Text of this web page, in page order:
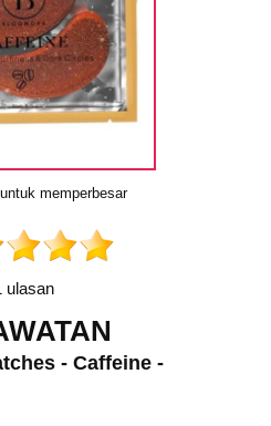
memperbesar
ulasan
- Caffeine -